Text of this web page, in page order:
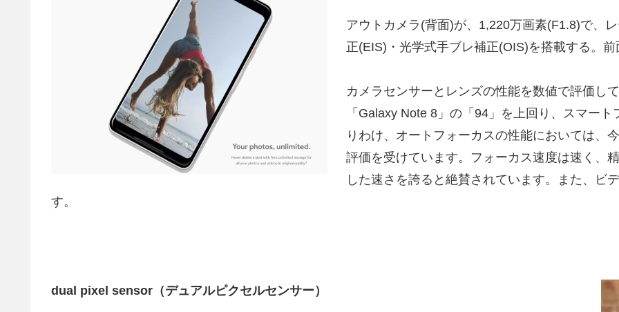
アウトカメラ(背面)が、1,220万画素(F1.8)で、
正(EIS)・光学式手ブレ補正(OIS)を搭載する。
カメラセンサーとレンズの性能を数値で評価し
「Galaxy Note 8」の「94」を上回り、スマー
りわけ、オートフォーカスの性能においては、
評価を受けています。フォーカス速度は速く、
した速さを誇ると絶賛されています。また、ビ
す。
dual pixel sensor（デュアルピクセルセンサー）